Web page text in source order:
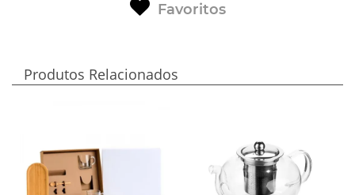
Favoritos
Produtos Relacionados